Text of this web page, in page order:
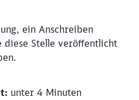
ein Anschreiben
diese Stelle veröffentlicht
unter 4 Minuten